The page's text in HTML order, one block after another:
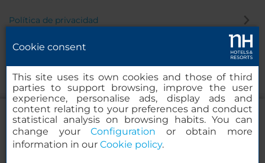
NH Collection New York Madison
Política de privacidad
Cookie consent
This site uses its own cookies and those of third
parties to support browsing, improve the user
experience, personalise ads, display ads and
content relating to your preferences and conduct
statistical analysis on browsing habits. You can
change yourConfiguration or obtain more
information in our Cookie policy.